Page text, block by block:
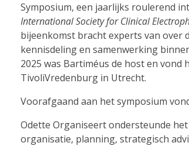
Symposium, een jaarlijks roulerend
International Society for Clinical
bijeenkomst bracht experts van over
kennisdeling en samenwerking
2025 was Bartiméus de host en vond
TivoliVredenburg in Utrecht.
Voorafgaand aan het symposium
Odette Organiseert ondersteunde
organisatie, planning, strategisch